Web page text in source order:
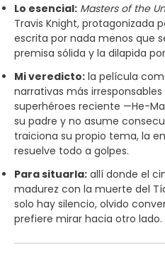
Lo esencial: Masters of the
Travis Knight, protagonizada
escrita por nada menos que
premisa sólida y la dilapida
Mi veredicto: la película
narrativas más
superhéroes reciente —He-
su padre y no asume
traiciona su propio tema, la
resuelve todo a golpes.
Para situarla: allí donde el
madurez con la muerte del
solo hay silencio, olvido
prefiere mirar hacia otro lado.